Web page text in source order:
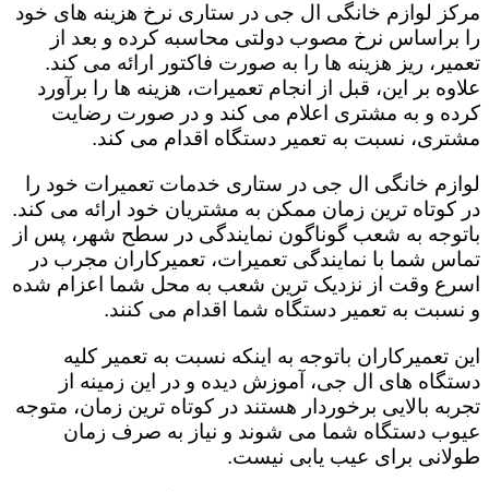
مرکز لوازم خانگی ال جی در ستاری نرخ هزینه های خود
را براساس نرخ مصوب دولتی محاسبه کرده و بعد از
تعمیر، ریز هزینه ها را به صورت فاکتور ارائه می کند.
علاوه بر این، قبل از انجام تعمیرات، هزینه ها را برآورد
کرده و به مشتری اعلام می کند و در صورت رضایت
مشتری، نسبت به تعمیر دستگاه اقدام می کند.
لوازم خانگی ال جی در ستاری خدمات تعمیرات خود را
در کوتاه ترین زمان ممکن به مشتریان خود ارائه می کند.
باتوجه به شعب گوناگون نمایندگی در سطح شهر، پس از
تماس شما با نمایندگی تعمیرات، تعمیرکاران مجرب در
اسرع وقت از نزدیک ترین شعب به محل شما اعزام شده
و نسبت به تعمیر دستگاه شما اقدام می کنند.
این تعمیرکاران باتوجه به اینکه نسبت به تعمیر کلیه
دستگاه های ال جی، آموزش دیده و در این زمینه از
تجربه بالایی برخوردار هستند در کوتاه ترین زمان، متوجه
عیوب دستگاه شما می شوند و نیاز به صرف زمان
طولانی برای عیب یابی نیست.